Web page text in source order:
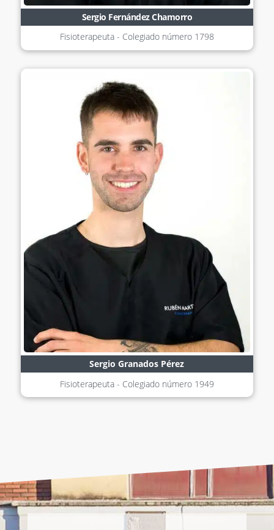
Sergio Fernández Chamorro
Fisioterapeuta - Colegiado número 1798
Sergio Granados Pérez
Fisioterapeuta - Colegiado número 1949